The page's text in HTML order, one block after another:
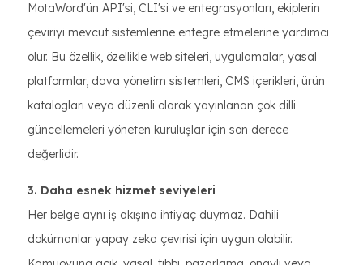
MotaWord'ün API'si, CLI'si ve entegrasyonları, ekiplerin
çeviriyi mevcut sistemlerine entegre etmelerine yardımcı
olur. Bu özellik, özellikle web siteleri, uygulamalar, yasal
platformlar, dava yönetim sistemleri, CMS içerikleri, ürün
katalogları veya düzenli olarak yayınlanan çok dilli
güncellemeleri yöneten kuruluşlar için son derece
değerlidir.
3. Daha esnek hizmet seviyeleri
Her belge aynı iş akışına ihtiyaç duymaz. Dahili
dokümanlar yapay zeka çevirisi için uygun olabilir.